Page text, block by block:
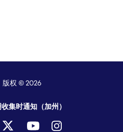
版权 © 2026
收集时通知（加州）